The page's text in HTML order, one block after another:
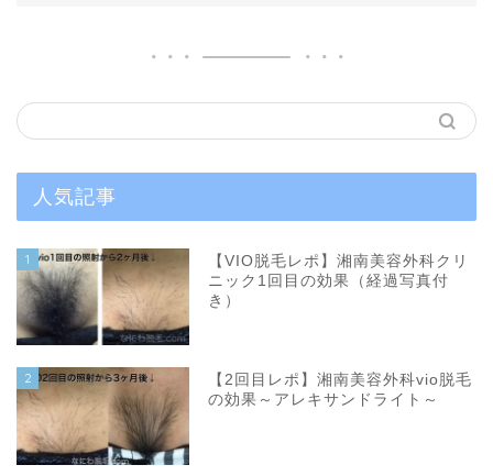
人気記事
1
【VIO脱毛レポ】湘南美容外科クリ
ニック1回目の効果（経過写真付
き）
2
【2回目レポ】湘南美容外科vio脱毛
の効果～アレキサンドライト～